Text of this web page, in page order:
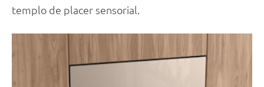
templo de placer sensorial.